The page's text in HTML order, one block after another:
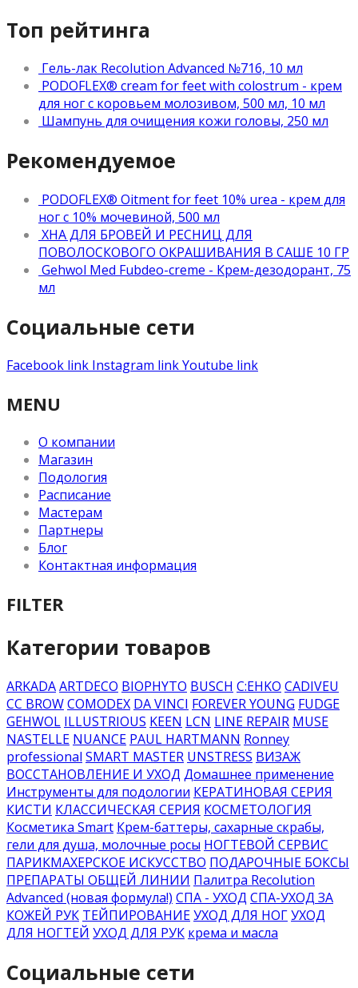
Топ рейтинга
Гель-лак Recolution Advanced №716, 10 мл
PODOFLEX® сream for feet with colostrum - крем
для ног с коровьем молозивом, 500 мл, 10 мл
Шампунь для очищения кожи головы, 250 мл
Рекомендуемое
PODOFLEX® Oitment for feet 10% urea - крем для
ног с 10% мочевиной, 500 мл
ХНА ДЛЯ БРОВЕЙ И РЕСНИЦ ДЛЯ
ПОВОЛОСКОВОГО ОКРАШИВАНИЯ В САШЕ 10 ГР
Gehwol Med Fubdeo-creme - Крем-дезодорант, 75
мл
Социальные сети
Facebook link Instagram linkYoutube link
MENU
О компании
Магазин
Подология
Расписание
Мастерам
Партнеры
Блог
Контактная информация
FILTER
Категории товаров
ARKADAARTDECO BIOPHYTO BUSCH C:EHKO CADIVEU
CC BROWCOMODEX DA VINCI FOREVER YOUNG FUDGE
GEHWOL ILLUSTRIOUS KEEN LCN LINE REPAIR MUSE
NASTELLE NUANCE PAUL HARTMANN Ronney
professional SMART MASTER UNSTRESS ВИЗАЖ
ВОССТАНОВЛЕНИЕ И УХОД Домашнее применение
Инструменты для подологии КЕРАТИНОВАЯ СЕРИЯ
КИСТИ КЛАССИЧЕСКАЯ СЕРИЯ КОСМЕТОЛОГИЯ
Косметика Smart Крем-баттеры, сахарные скрабы,
гели для душа, молочные росы НОГТЕВОЙ СЕРВИС
ПАРИКМАХЕРСКОЕ ИСКУССТВО ПОДАРОЧНЫЕ БОКСЫ
ПРЕПАРАТЫ ОБЩЕЙ ЛИНИИ Палитра Recolution
Advanced (новая формула!) СПА - УХОД СПА-УХОД ЗА
КОЖЕЙ РУК ТЕЙПИРОВАНИЕУХОД ДЛЯ НОГУХОД
ДЛЯ НОГТЕЙ УХОД ДЛЯ РУК крема и масла
Социальные сети